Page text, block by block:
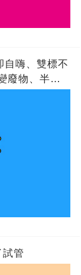
嗨、雙標不
物、半夜強
管